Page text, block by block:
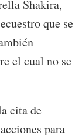
Shakira,
que se
el cual no se
cita de
para